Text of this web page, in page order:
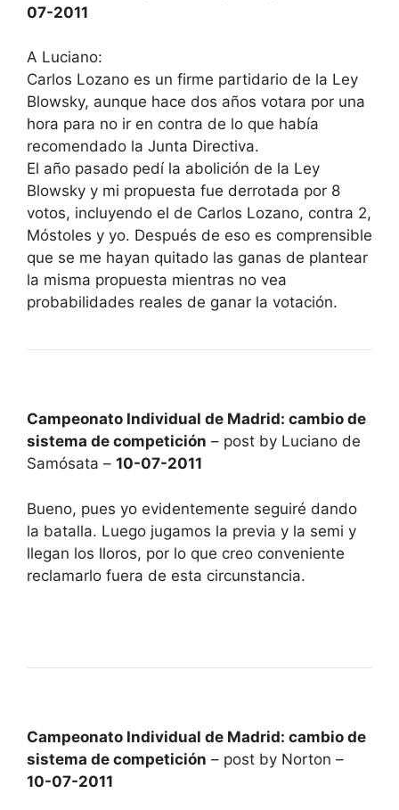
07-2011
A Luciano:
Carlos Lozano es un firme partidario de la Ley
Blowsky, aunque hace dos años votara por una
hora para no ir en contra de lo que había
recomendado la Junta Directiva.
El año pasado pedí la abolición de la Ley
Blowsky y mi propuesta fue derrotada por 8
votos, incluyendo el de Carlos Lozano, contra 2,
Móstoles y yo. Después de eso es comprensible
que se me hayan quitado las ganas de plantear
la misma propuesta mientras no vea
probabilidades reales de ganar la votación.
Campeonato Individual de Madrid: cambio de
sistema de competición – post by Luciano de
Samósata – 10-07-2011
Bueno, pues yo evidentemente seguiré dando
la batalla. Luego jugamos la previa y la semi y
llegan los lloros, por lo que creo conveniente
reclamarlo fuera de esta circunstancia.
Campeonato Individual de Madrid: cambio de
sistema de competición – post by Norton –
10-07-2011